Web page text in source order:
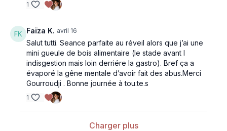
1
Faïza K. avril 16
Salut tutti. Seance parfaite au réveil alors que j’ai une
mini gueule de bois alimentaire (le stade avant l
indisgestion mais loin derriére la gastro). Bref ça a
évaporé la gêne mentale d’avoir fait des abus.Merci
Gourroudji . Bonne journée à tou.te.s
1
Charger plus